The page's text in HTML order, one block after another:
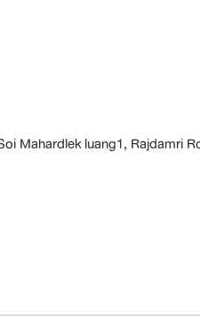
Mahardlek luang1, Rajdamri